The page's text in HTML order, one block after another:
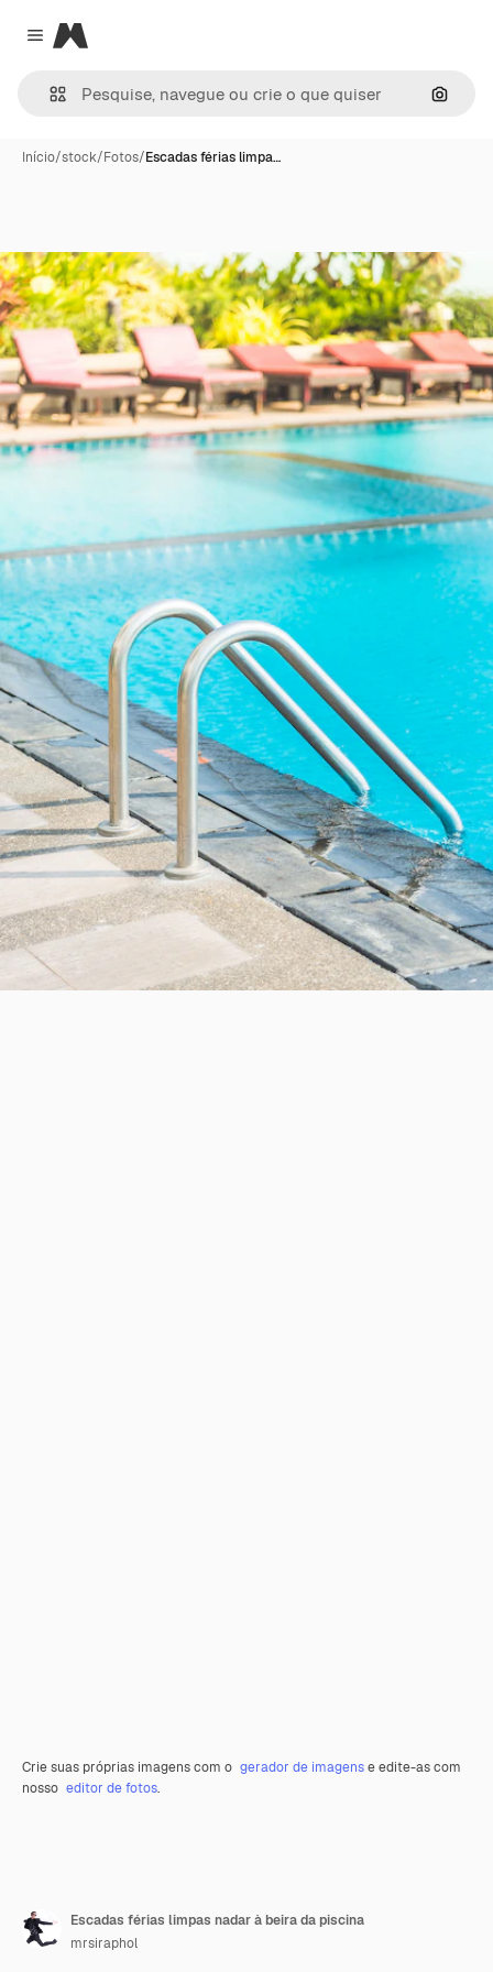
Close menu
Magnific
Início/stock/Fotos/Escadas férias limpa…
Crie suas próprias imagens com o gerador de imagense edite-as com
nosso editor de fotos.
Escadas férias limpas nadar à beira da piscina
mrsiraphol